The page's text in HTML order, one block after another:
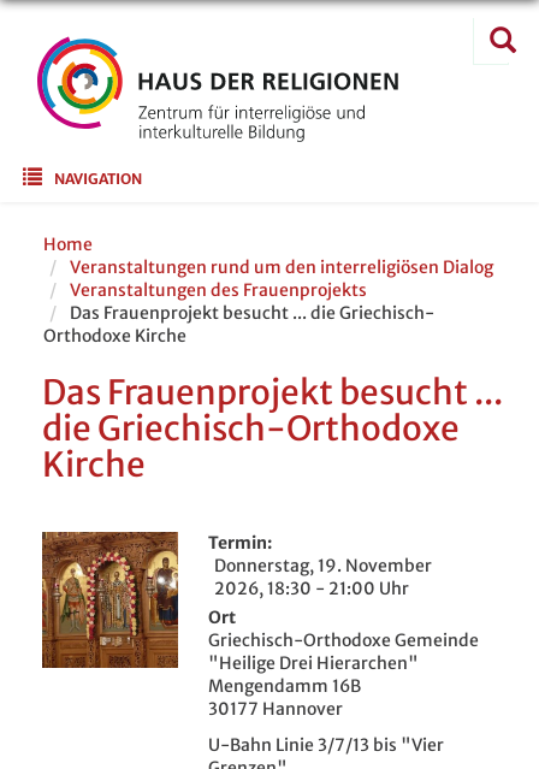
Direkt
Inhalt
Suche
Main navigation
NAVIGATION
Home
Veranstaltungen rund um den interreligiösen Dialog
Veranstaltungen des Frauenprojekts
Das Frauenprojekt besucht ... die Griechisch-
Orthodoxe Kirche
Das Frauenprojekt besucht ...
die Griechisch-Orthodoxe
Kirche
Termin
Donnerstag, 19. November
2026, 18:30 - 21:00 Uhr
Ort
Griechisch-Orthodoxe Gemeinde
"Heilige Drei Hierarchen"
Mengendamm 16B
30177 Hannover
U-Bahn Linie 3/7/13 bis "Vier